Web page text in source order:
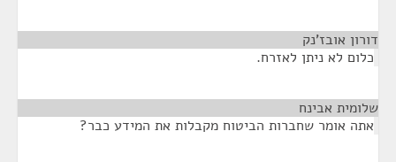
דורון אובז'נק
כלום לא ניתן לאזרח.
שלומית אבינח
אתה אומר שחברות הביטוח מקבלות את המידע כבר?